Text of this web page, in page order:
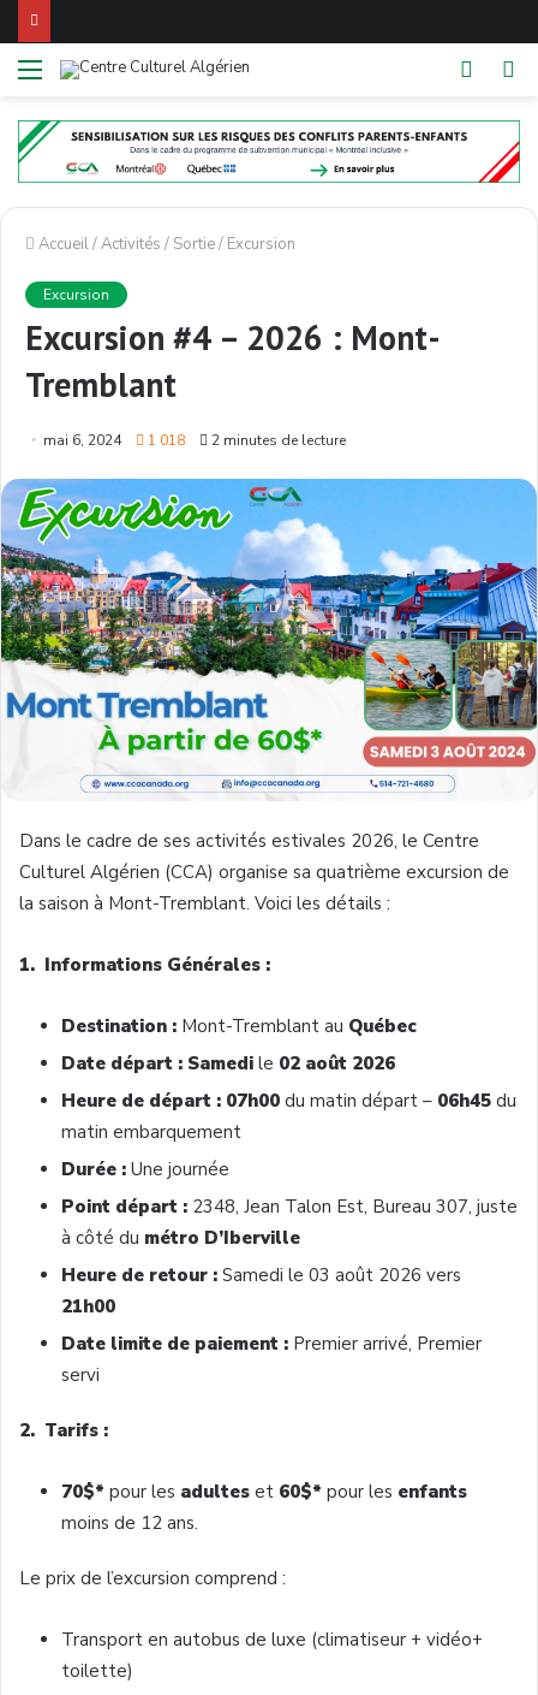
Menu
Switch
Accueil/Activités / Sortie/ Excursion
Excursion
Excursion #4 – 2026 : Mont-
Tremblant
mai 6, 2024 1 018 2 minutes de lecture
Dans le cadre de ses activités estivales 2026, le Centre
Culturel Algérien (CCA) organise sa quatrième excursion de
la saison à Mont-Tremblant. Voici les détails :
1. Informations Générales :
Destination : Mont-Tremblant au Québec
Date départ : Samedi le 02 août 2026
Heure de départ : 07h00 du matin départ – 06h45 du
matin embarquement
Durée : Une journée
Point départ : 2348, Jean Talon Est, Bureau 307, juste
à côté du métro D’Iberville
Heure de retour : Samedi le 03 août 2026 vers
21h00
Date limite de paiement : Premier arrivé, Premier
servi
2. Tarifs :
70$* pour les adultes et 60$* pour les enfants
moins de 12 ans.
Le prix de l’excursion comprend :
Transport en autobus de luxe (climatiseur + vidéo+
toilette)